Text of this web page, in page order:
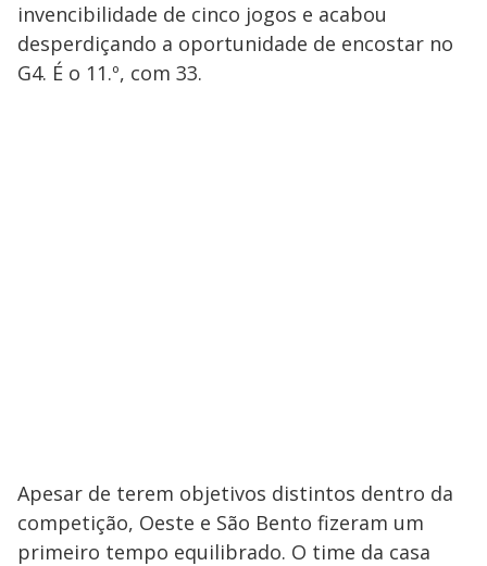
invencibilidade de cinco jogos e acabou
desperdiçando a oportunidade de encostar no
G4. É o 11.º, com 33.
Apesar de terem objetivos distintos dentro da
competição, Oeste e São Bento fizeram um
primeiro tempo equilibrado. O time da casa